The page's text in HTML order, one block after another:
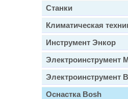
Станки
Климатическая
Инструмент Энкор
Электроинструмент
Электроинструмент
Оснастка Bosh